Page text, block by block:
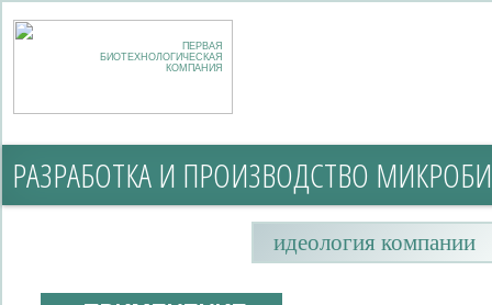
ПЕРВАЯ
БИОТЕХНОЛОГИЧЕСКАЯ
КОМПАНИЯ
РАЗРАБОТКА И ПРОИЗВОДСТВО
идеология компании